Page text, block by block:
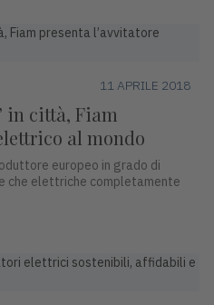
11 APRILE 2018
in città, Fiam
al mondo
europeo in grado di
che elettriche completamente